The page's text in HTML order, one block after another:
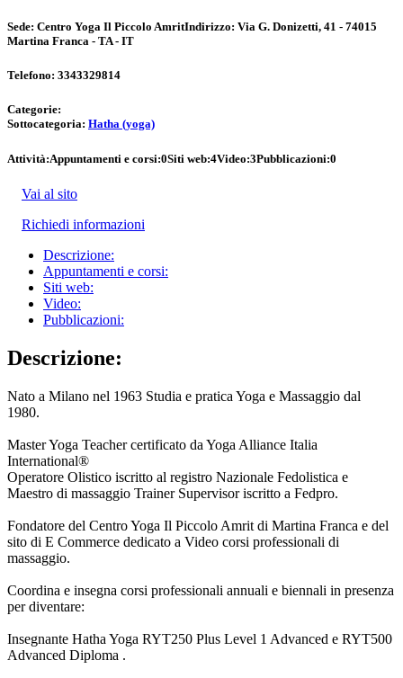
Sede: Centro Yoga Il Piccolo AmritIndirizzo: Via G. Donizetti, 41 - 74015
Martina Franca - TA - IT
Telefono: 3343329814
Categorie:
Sottocategoria: Hatha (yoga)
Attività:Appuntamenti e corsi:0Siti web:4Video:3Pubblicazioni:0
Vai al sito
Richiedi informazioni
Descrizione:
Appuntamenti e corsi:
Siti web:
Video:
Pubblicazioni:
Descrizione:
Nato a Milano nel 1963 Studia e pratica Yoga e Massaggio dal
1980.
Master Yoga Teacher certificato da Yoga Alliance Italia
International®
Operatore Olistico iscritto al registro Nazionale Fedolistica e
Maestro di massaggio Trainer Supervisor iscritto a Fedpro.
Fondatore del Centro Yoga Il Piccolo Amrit di Martina Franca e del
sito di E Commerce dedicato a Video corsi professionali di
massaggio.
Coordina e insegna corsi professionali annuali e biennali in presenza
per diventare:
Insegnante Hatha Yoga RYT250 Plus Level 1 Advanced e RYT500
Advanced Diploma .